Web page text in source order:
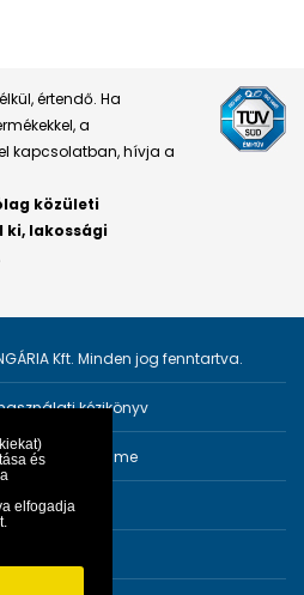
és
elfogadja
értendő. Ha
a
kapcsolatban, hívja a
közületi
lakossági
Kft. Minden jog fenntartva.
kézikönyv
adatok védelme